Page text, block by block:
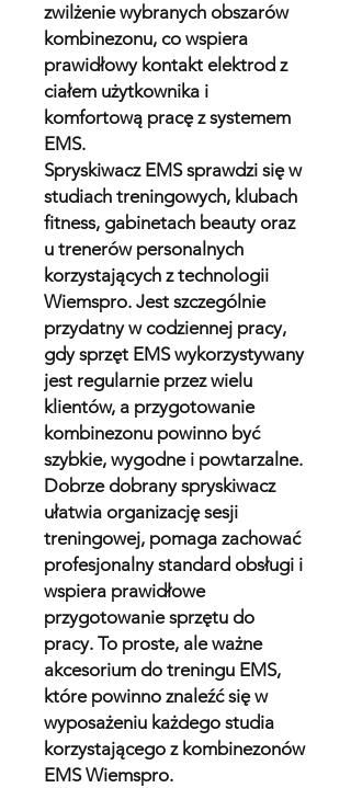
zwilżenie wybranych obszarów
kombinezonu, co wspiera
prawidłowy kontakt elektrod z
ciałem użytkownika i
komfortową pracę z systemem
EMS.
Spryskiwacz EMS sprawdzi się w
studiach treningowych, klubach
fitness, gabinetach beauty oraz
u trenerów personalnych
korzystających z technologii
Wiemspro. Jest szczególnie
przydatny w codziennej pracy,
gdy sprzęt EMS wykorzystywany
jest regularnie przez wielu
klientów, a przygotowanie
kombinezonu powinno być
szybkie, wygodne i powtarzalne.
Dobrze dobrany spryskiwacz
ułatwia organizację sesji
treningowej, pomaga zachować
profesjonalny standard obsługi i
wspiera prawidłowe
przygotowanie sprzętu do
pracy. To proste, ale ważne
akcesorium do treningu EMS,
które powinno znaleźć się w
wyposażeniu każdego studia
korzystającego z kombinezonów
EMS Wiemspro.